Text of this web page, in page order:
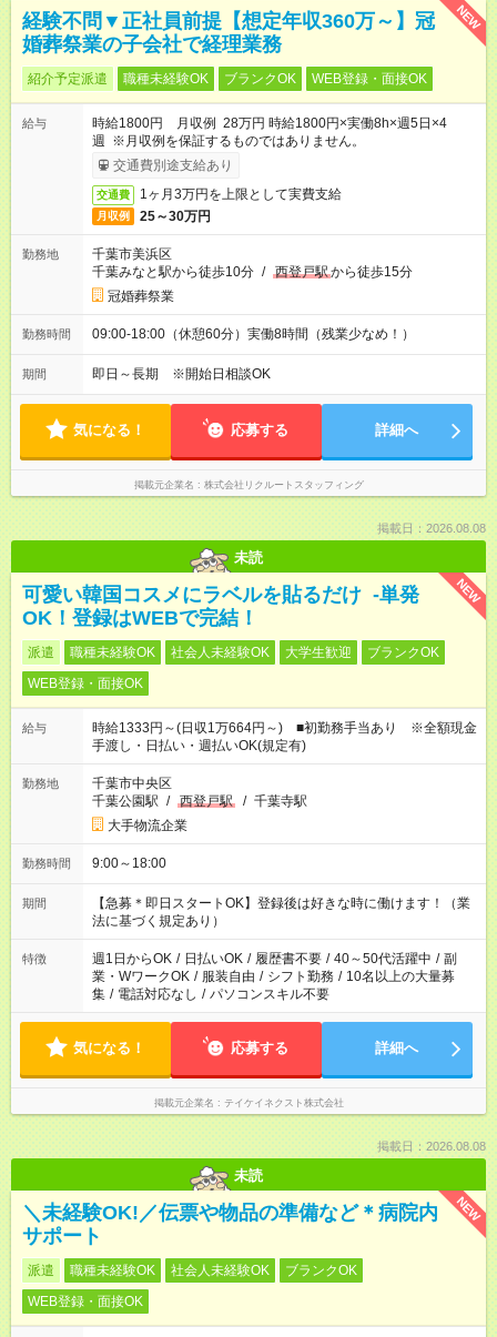
NEW
経験不問▼正社員前提【想定年収360万～】冠
婚葬祭業の子会社で経理業務
紹介予定派遣 職種未経験OK ブランクOK WEB登録・面接OK
給与
時給1800円 月収例 28万円 時給1800円×実働8h×週5日×4
週 ※月収例を保証するものではありません。
交通費別途支給あり
交通費 1ヶ月3万円を上限として実費支給
月収例 25～30万円
勤務地
千葉市美浜区
千葉みなと駅から徒歩10分 / 西登戸駅から徒歩15分
冠婚葬祭業
勤務時間 09:00-18:00（休憩60分）実働8時間（残業少なめ！）
期間 即日～長期 ※開始日相談OK
気になる！ 応募する 詳細へ
掲載元企業名 株式会社リクルートスタッフィング
掲載日：2026.08.08
未読
NEW
可愛い韓国コスメにラベルを貼るだけ -単発
OK！登録はWEBで完結！
派遣 職種未経験OK 社会人未経験OK 大学生歓迎
ブランクOK
WEB登録・面接OK
給与
時給1333円～(日収1万664円～) ■初勤務手当あり ※全額現金
手渡し・日払い・週払いOK(規定有)
勤務地
千葉市中央区
千葉公園駅 / 西登戸駅 / 千葉寺駅
大手物流企業
勤務時間 9:00～18:00
期間
【急募＊即日スタートOK】登録後は好きな時に働けます！（業
法に基づく規定あり）
特徴 週1日からOK / 日払いOK / 履歴書不要 / 40～50代活躍中 / 副
業・WワークOK / 服装自由 / シフト勤務 / 10名以上の大量募
集 / 電話対応なし / パソコンスキル不要
気になる！ 応募する 詳細へ
掲載元企業名 テイケイネクスト株式会社
掲載日：2026.08.08
未読
NEW
＼未経験OK!／伝票や物品の準備など＊病院内
サポート
派遣 職種未経験OK 社会人未経験OK
ブランクOK
WEB登録・面接OK